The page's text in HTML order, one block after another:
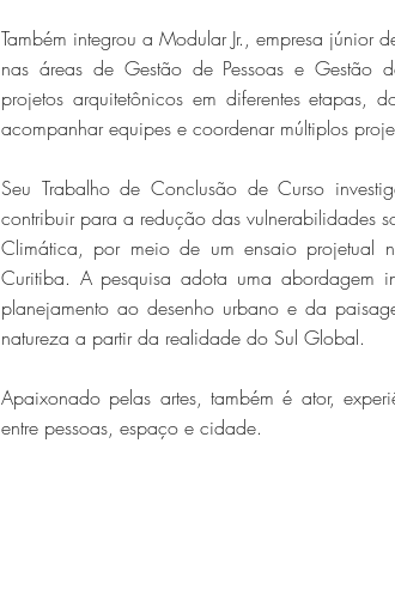
Também integrou a Modular Jr., empresa júnior
nas áreas de Gestão de Pessoas e Gestão
projetos arquitetônicos em diferentes etapas,
acompanhar equipes e coordenar múltiplos
Seu Trabalho de Conclusão de Curso
contribuir para a redução das vulnerabilidades
Climática, por meio de um ensaio projetual
Curitiba. A pesquisa adota uma abordagem
planejamento ao desenho urbano e da
natureza a partir da realidade do Sul Global.
Apaixonado pelas artes, também é ator,
entre pessoas, espaço e cidade.